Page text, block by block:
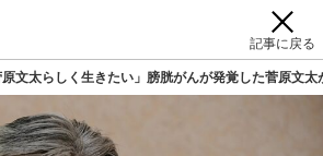
記事に戻る
文太らしく生きたい」膀胱がんが発覚した菅原文